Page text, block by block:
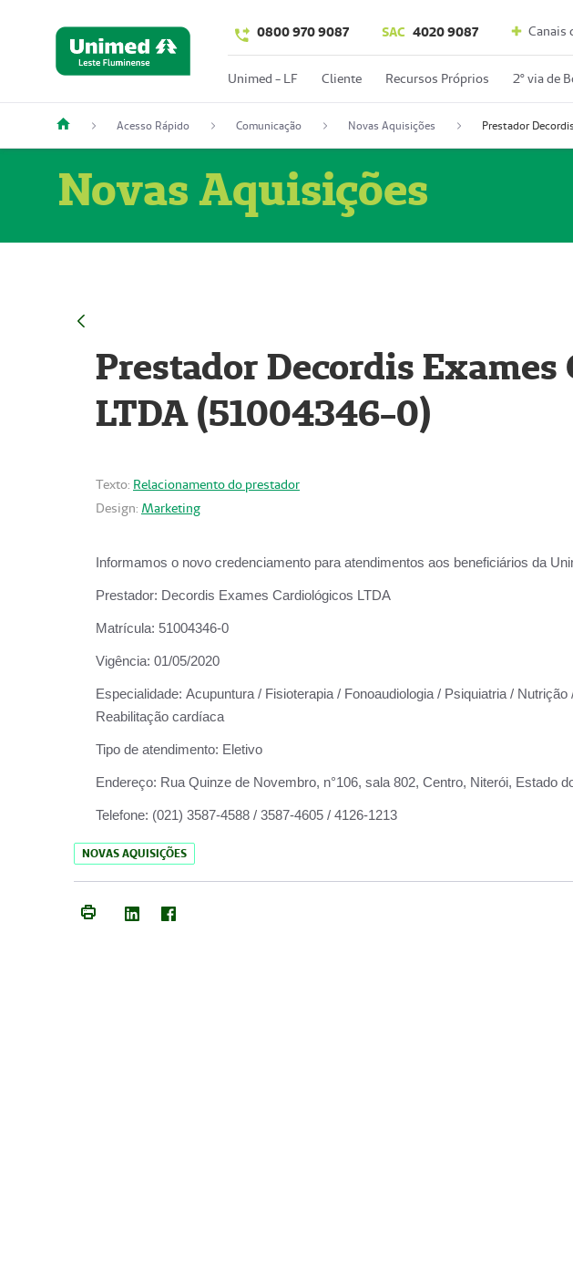
0800 970 9087 SAC 4020 9087 Canais
Unimed - LF Cliente Recursos Próprios 2º via de
Acesso Rápido Comunicação Novas Aquisições
Novas Aquisições
Prestador Decordis Exames
LTDA (51004346-0)
Texto: Relacionamento do prestador
Design: Marketing
Informamos o novo credenciamento para atendimentos aos beneficiários da
Prestador: Decordis Exames Cardiológicos LTDA
Matrícula: 51004346-0
Vigência: 01/05/2020
Especialidade: Acupuntura / Fisioterapia / Fonoaudiologia / Psiquiatria /
Reabilitação cardíaca
Tipo de atendimento: Eletivo
Endereço: Rua Quinze de Novembro, n°106, sala 802, Centro, Niterói, Estado
Telefone: (021) 3587-4588 / 3587-4605 / 4126-1213
NOVAS AQUISIÇÕES